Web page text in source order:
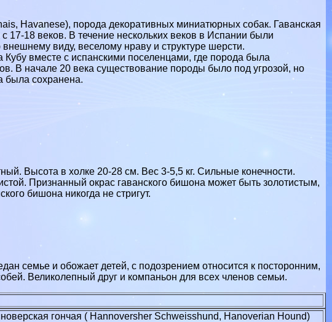
Havanese), порода декоративных миниатюрных собак. Гаванская
17-18 веков. В течение нескольких веков в Испании были
виду, веселому нраву и структуре шерсти.
вместе с испанскими поселенцами, где порода была
В начале 20 века существование породы было под угрозой, но
была сохранена.
Высота в холке 20-28 см. Вес 3-5,5 кг. Сильные конечности.
Признанный окрас гаванского бишона может быть золотистым,
бишона никогда не стригут.
семье и обожает детей, с подозрением относится к посторонним,
Великолепный друг и компаньон для всех члeнов семьи.
гончая ( Hannoversher Schweisshund, Hanoverian Hound)